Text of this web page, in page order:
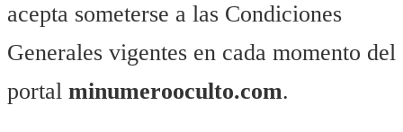
acepta someterse a las Condiciones
Generales vigentes en cada momento del
portal minumerooculto.com.